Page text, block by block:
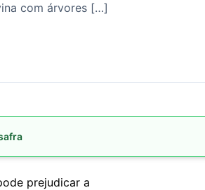
com árvores […]
prejudicar a